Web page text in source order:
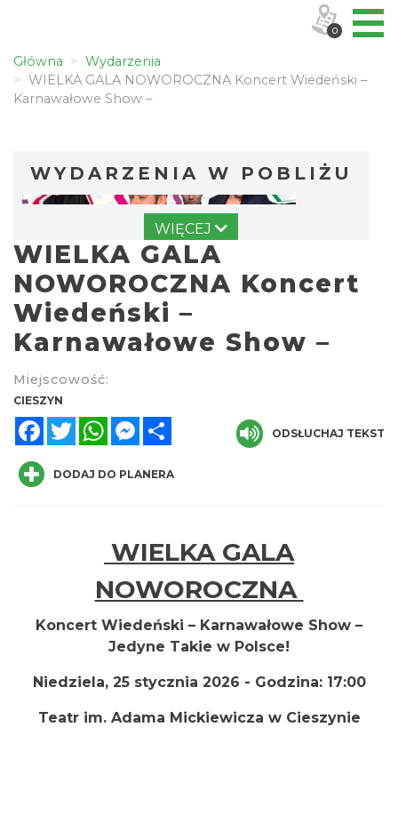
Główna
Wydarzenia
WIELKA GALA NOWOROCZNA Koncert Wiedeński –
Karnawałowe Show –
WYDARZENIA W POBLIŻU
Spektakl "Tajemnica 16. piętra"
0.00 km
„Daniec kontra Kryszak”
WIĘCEJ
WIELKA GALA
NOWOROCZNA Koncert
Wiedeński –
Karnawałowe Show –
Miejscowość:
CIESZYN
FacebookTwitterWhatsAppMessenger
ODSŁUCHAJ TEKST
DODAJ DO PLANERA
WIELKA GALA
NOWOROCZNA
Koncert Wiedeński – Karnawałowe Show –
Jedyne Takie w Polsce!
Niedziela, 25 stycznia 2026 - Godzina: 17:00
Teatr im. Adama Mickiewicza w Cieszynie
0